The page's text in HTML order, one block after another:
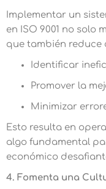
Implementar un
en ISO 9001 no solo
que también reduce
Identificar
Promover la
Minimizar
Esto resulta en
algo fundamental
económico
4. Fomenta una